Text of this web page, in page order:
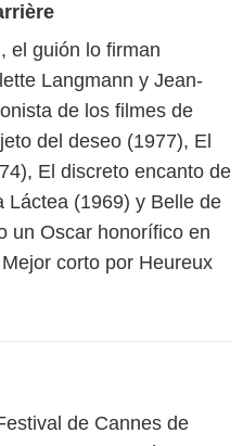
el guión lo firman
Langmann y Jean-
de los filmes de
del deseo (1977), El
El discreto encanto de
Láctea (1969) y Belle de
un Oscar honorífico en
corto por Heureux
de Cannes de